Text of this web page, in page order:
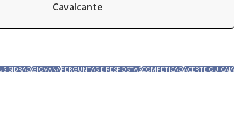
Cavalcante
SIDRÃOGIOVANAPERGUNTAS E RESPOSTASCOMPETIÇÃOACERTE OU CAIA